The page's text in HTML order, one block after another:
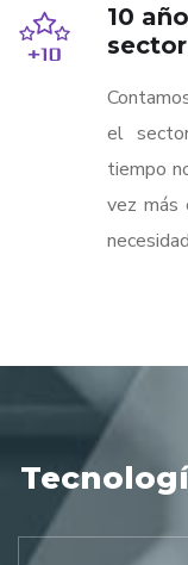
10
sector
el
tiempo
vez más